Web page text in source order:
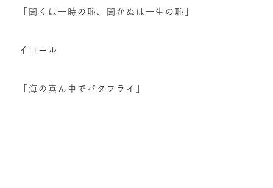
「聞くは一時の恥、聞かぬは一生の恥」
イコール
「海の真ん中でバタフライ」